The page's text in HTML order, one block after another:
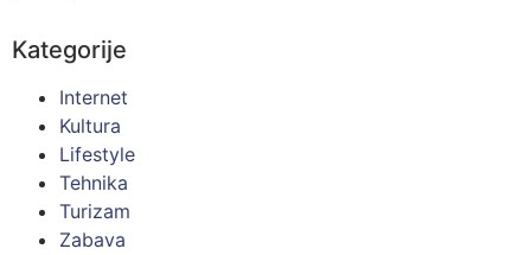
Kategorije
Internet
Kultura
Lifestyle
Tehnika
Turizam
Zabava